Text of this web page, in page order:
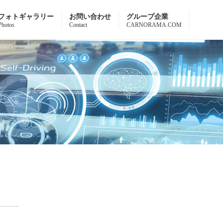
ォトギャラリー お問い合わせ
Contact
グループ企業
CARNORAMA.COM